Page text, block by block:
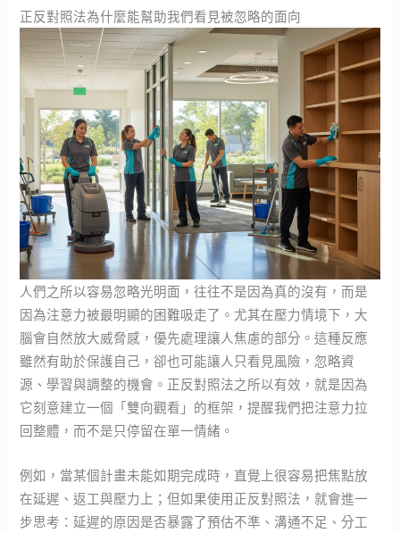
正反對照法為什麼能幫助我們看見被忽略的面向
人們之所以容易忽略光明面，往往不是因為真的沒有，而是
因為注意力被最明顯的困難吸走了。尤其在壓力情境下，大
腦會自然放大威脅感，優先處理讓人焦慮的部分。這種反應
雖然有助於保護自己，卻也可能讓人只看見風險，忽略資
源、學習與調整的機會。正反對照法之所以有效，就是因為
它刻意建立一個「雙向觀看」的框架，提醒我們把注意力拉
回整體，而不是只停留在單一情緒。
例如，當某個計畫未能如期完成時，直覺上很容易把焦點放
在延遲、返工與壓力上；但如果使用正反對照法，就會進一
步思考：延遲的原因是否暴露了預估不準、溝通不足、分工